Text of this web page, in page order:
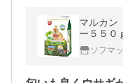
マルカン
ー５５０
ソフマ